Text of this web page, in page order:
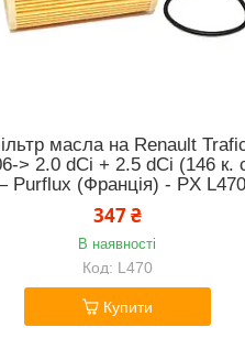
масла на Renault
> 2.0 dCi + 2.5 dCi (146 к.
Purflux (Франція) - PX L470
347 ₴
В наявності
L470
Купити